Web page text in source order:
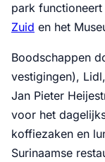
park
Zuid en het
Boodschappen
vestigingen),
Jan Pieter
voor het
koffiezaken en
Surinaamse